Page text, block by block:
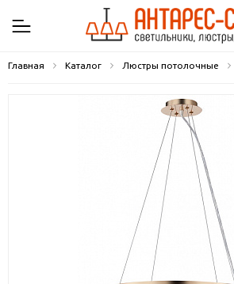
Главная Каталог Люстры потолочные